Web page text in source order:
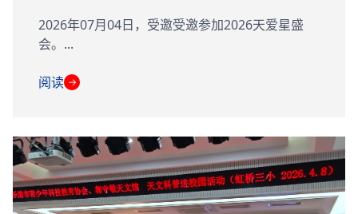
2026年07月04日，受邀受邀参加2026天爱星盛
会。...
阅读 →